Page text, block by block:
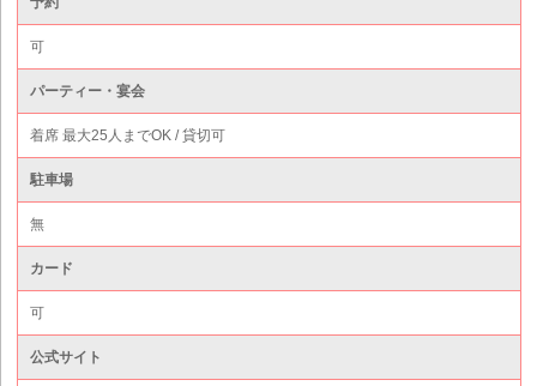
可
パーティー・宴会
着席 最大25人までOK / 貸切可
駐車場
無
カード
可
公式サイト